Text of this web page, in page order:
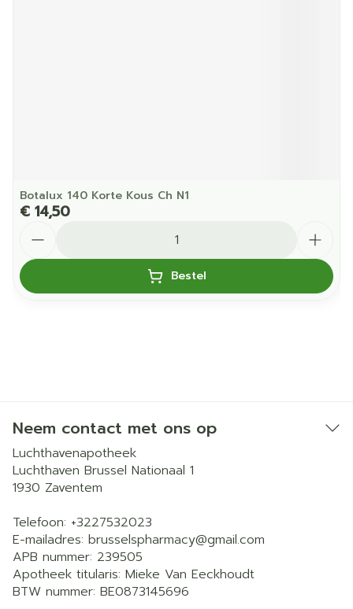
Botalux 140 Korte Kous Ch N1
€ 14,50
Bestel
Neem contact met ons op
Luchthavenapotheek
Luchthaven Brussel Nationaal 1
1930 Zaventem
Telefoon: +3227532023
E-mailadres: brusselspharmacy@gmail.com
APB nummer: 239505
Apotheek titularis: Mieke Van Eeckhoudt
BTW nummer: BE0873145696